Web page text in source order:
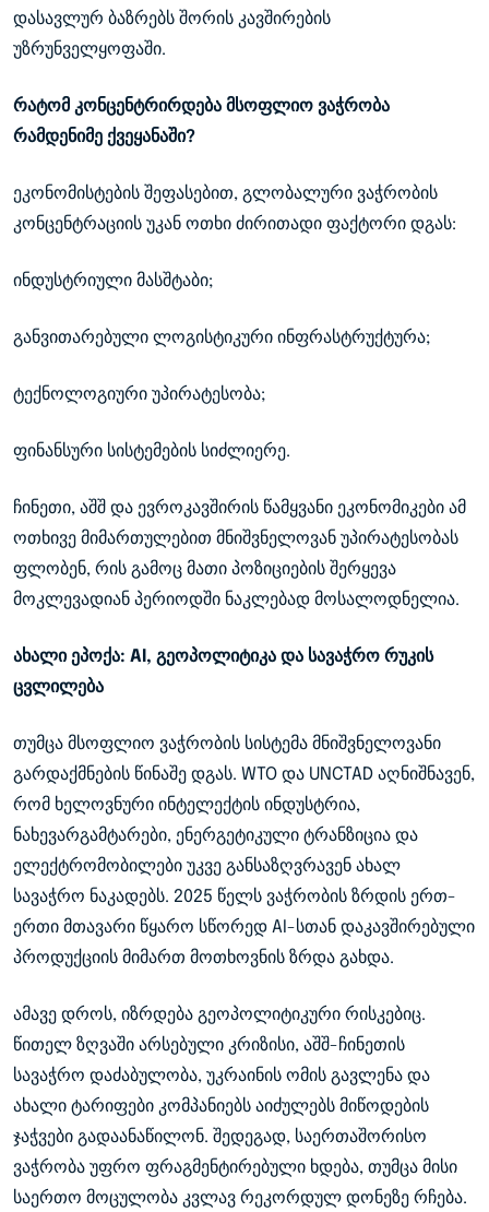
დასავლურ ბაზრებს შორის კავშირების
უზრუნველყოფაში.
რატომ კონცენტრირდება მსოფლიო ვაჭრობა
რამდენიმე ქვეყანაში?
ეკონომისტების შეფასებით, გლობალური ვაჭრობის
კონცენტრაციის უკან ოთხი ძირითადი ფაქტორი დგას:
ინდუსტრიული მასშტაბი;
განვითარებული ლოგისტიკური ინფრასტრუქტურა;
ტექნოლოგიური უპირატესობა;
ფინანსური სისტემების სიძლიერე.
ჩინეთი, აშშ და ევროკავშირის წამყვანი ეკონომიკები ამ
ოთხივე მიმართულებით მნიშვნელოვან უპირატესობას
ფლობენ, რის გამოც მათი პოზიციების შერყევა
მოკლევადიან პერიოდში ნაკლებად მოსალოდნელია.
ახალი ეპოქა: AI, გეოპოლიტიკა და სავაჭრო რუკის
ცვლილება
თუმცა მსოფლიო ვაჭრობის სისტემა მნიშვნელოვანი
გარდაქმნების წინაშე დგას. WTO და UNCTAD აღნიშნავენ,
რომ ხელოვნური ინტელექტის ინდუსტრია,
ნახევარგამტარები, ენერგეტიკული ტრანზიცია და
ელექტრომობილები უკვე განსაზღვრავენ ახალ
სავაჭრო ნაკადებს. 2025 წელს ვაჭრობის ზრდის ერთ-
ერთი მთავარი წყარო სწორედ AI-სთან დაკავშირებული
პროდუქციის მიმართ მოთხოვნის ზრდა გახდა.
ამავე დროს, იზრდება გეოპოლიტიკური რისკებიც.
წითელ ზღვაში არსებული კრიზისი, აშშ-ჩინეთის
სავაჭრო დაძაბულობა, უკრაინის ომის გავლენა და
ახალი ტარიფები კომპანიებს აიძულებს მიწოდების
ჯაჭვები გადაანაწილონ. შედეგად, საერთაშორისო
ვაჭრობა უფრო ფრაგმენტირებული ხდება, თუმცა მისი
საერთო მოცულობა კვლავ რეკორდულ დონეზე რჩება.